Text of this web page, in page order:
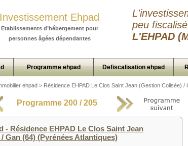
Investissement Ehpad
Etablissements d’hébergement pour
personnes âgées dépendantes
peu
L'EHPAD
Programme ehpad Defiscalisation ehpad
ehpad > Résidence EHPAD Le Clos Saint Jean (Gestion Colisée) /
Programme 200 / 205
- Résidence EHPAD Le Clos Saint Jean
Gan (64) (Pyrénées Atlantiques)